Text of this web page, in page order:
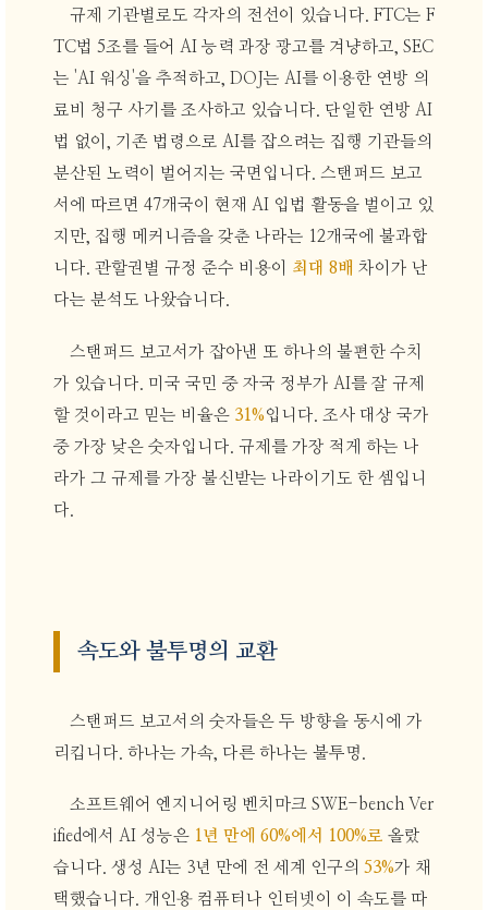
규제 기관별로도 각자의 전선이 있습니다. FTC는 F
TC법 5조를 들어 AI 능력 과장 광고를 겨냥하고, SEC
는 'AI 워싱'을 추적하고, DOJ는 AI를 이용한 연방 의
료비 청구 사기를 조사하고 있습니다. 단일한 연방 AI
법 없이, 기존 법령으로 AI를 잡으려는 집행 기관들의
분산된 노력이 벌어지는 국면입니다. 스탠퍼드 보고
서에 따르면 47개국이 현재 AI 입법 활동을 벌이고 있
지만, 집행 메커니즘을 갖춘 나라는 12개국에 불과합
니다. 관할권별 규정 준수 비용이 최대 8배 차이가 난
다는 분석도 나왔습니다.
스탠퍼드 보고서가 잡아낸 또 하나의 불편한 수치
가 있습니다. 미국 국민 중 자국 정부가 AI를 잘 규제
할 것이라고 믿는 비율은 31% 입니다. 조사 대상 국가
중 가장 낮은 숫자입니다. 규제를 가장 적게 하는 나
라가 그 규제를 가장 불신받는 나라이기도 한 셈입니
다.
속도와 불투명의 교환
스탠퍼드 보고서의 숫자들은 두 방향을 동시에 가
리킵니다. 하나는 가속, 다른 하나는 불투명.
소프트웨어 엔지니어링 벤치마크 SWE-bench Ver
ified에서 AI 성능은 1년 만에 60%에서 100%로 올랐
습니다. 생성 AI는 3년 만에 전 세계 인구의 53%가 채
택했습니다. 개인용 컴퓨터나 인터넷이 이 속도를 따